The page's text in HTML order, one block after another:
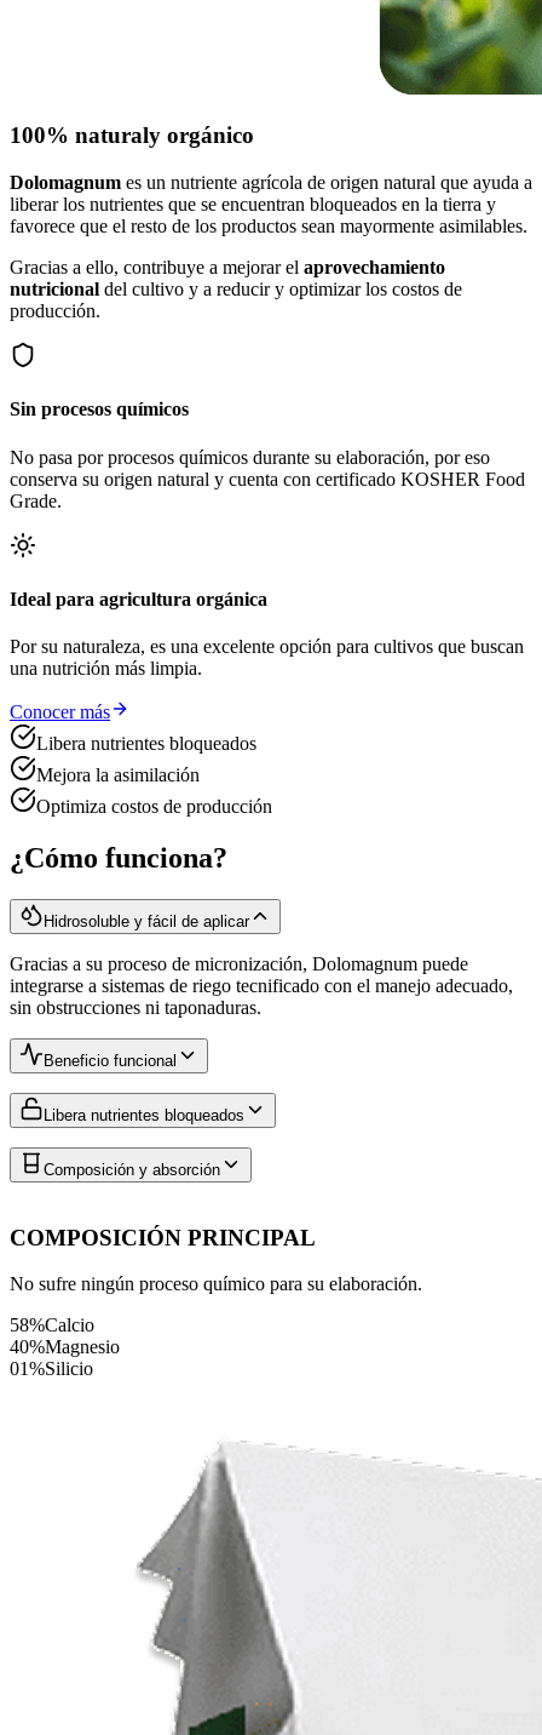
100% naturaly orgánico
Dolomagnum es un nutriente agrícola de origen natural que ayuda a
liberar los nutrientes que se encuentran bloqueados en la tierra y
favorece que el resto de los productos sean mayormente asimilables.
Gracias a ello, contribuye a mejorar el aprovechamiento
nutricional del cultivo y a reducir y optimizar los costos de
producción.
Sin procesos químicos
No pasa por procesos químicos durante su elaboración, por eso
conserva su origen natural y cuenta con certificado KOSHER Food
Grade.
Ideal para agricultura orgánica
Por su naturaleza, es una excelente opción para cultivos que buscan
una nutrición más limpia.
Conocer más
Libera nutrientes bloqueados
Mejora la asimilación
Optimiza costos de producción
¿Cómo funciona?
Hidrosoluble y fácil de aplicar
Gracias a su proceso de micronización, Dolomagnum puede
integrarse a sistemas de riego tecnificado con el manejo adecuado,
sin obstrucciones ni taponaduras.
Beneficio funcional
Libera nutrientes bloqueados
Composición y absorción
COMPOSICIÓN PRINCIPAL
No sufre ningún proceso químico para su elaboración.
58%Calcio
40%Magnesio
01%Silicio